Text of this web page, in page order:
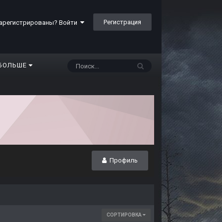
Войти Регистрация
Профиль
СОРТИРОВКА